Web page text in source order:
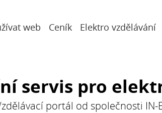
web Ceník Elektro vzdělávání
servis pro
portál od společnosti IN-